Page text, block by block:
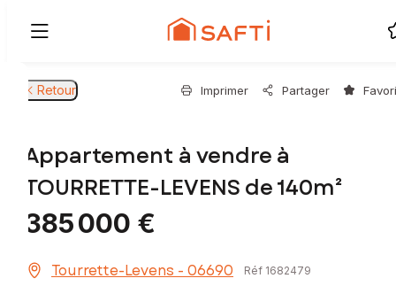
Retour Imprimer Partager
Appartement à vendre à
TOURRETTE-LEVENS de 140m²
385 000 €
Tourrette-Levens - 06690 Réf 1682479